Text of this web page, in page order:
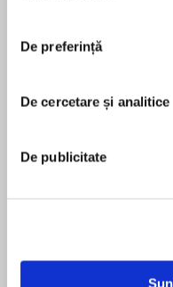
De preferință
De cercetare și analitice
De publicitate
How to Build Trust
the Distance
The book we all
În acest